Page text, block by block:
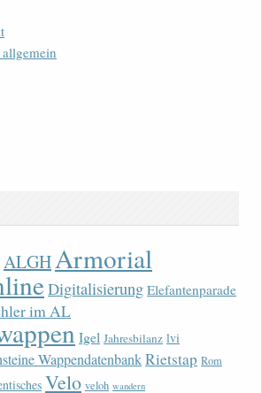
ALGHArmorial
Digitalisierung Elefantenparade
im AL
Igel Jahresbilanz lvi
WappendatenbankRietstap Rom
Velo veloh wandern